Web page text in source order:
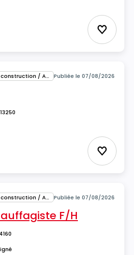
Ajouter
BTP / Matériaux de construction / Architecture Publiée le 07/08/2026
Ajouter
BTP / Matériaux de construction / Architecture Publiée le 07/08/2026
F/H